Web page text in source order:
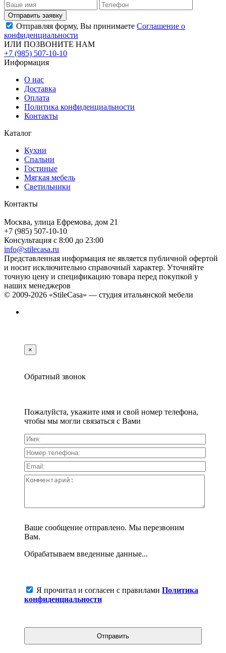
Отправляя форму, Вы принимаете Соглашение о
конфиденциальности
ИЛИ ПОЗВОНИТЕ НАМ
+7 (985) 507-10-10
Информация
О нас
Доставка
Оплата
Политика конфиденциальности
Контакты
Каталог
Кухни
Спальни
Гостиные
Мягкая мебель
Светильники
Контакты
Москва, улица Ефремова, дом 21
+7 (985) 507-10-10
Консультация с 8:00 до 23:00
info@stilecasa.ru
Представленная информация не является публичной офертой
и носит исключительно справочный характер. Уточняйте
точную цену и спецификацию товара перед покупкой у
наших менеджеров
© 2009-2026 «StileCasa» — студия итальянской мебели
×
Обратный звонок
Пожалуйста, укажите имя и свой номер телефона,
чтобы мы могли связаться с Вами
Ваше сообщение отправлено. Мы перезвоним
Вам.
Обрабатываем введенные данные...
Я прочитал и согласен с правилами Политика
конфиденциальности
Отправить